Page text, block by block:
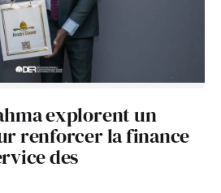
explorent un
renforcer la finance
des